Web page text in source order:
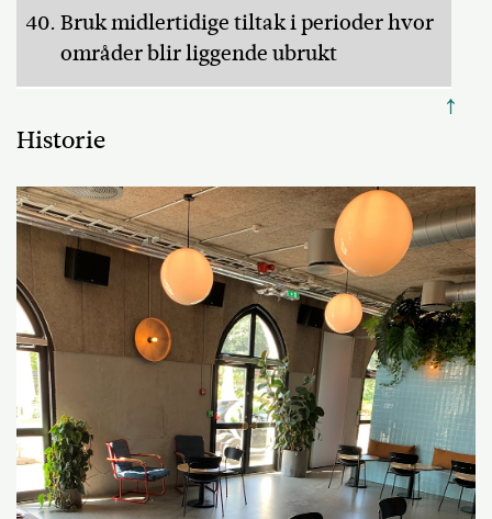
Bruk midlertidige tiltak i perioder hvor
områder blir liggende ubrukt
↑
Historie